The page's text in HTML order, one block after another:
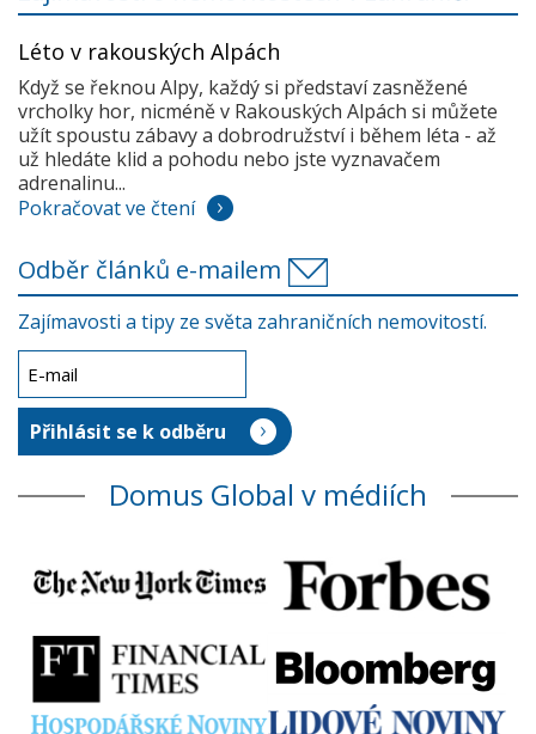
Léto v rakouských Alpách
Když se řeknou Alpy, každý si představí zasněžené
vrcholky hor, nicméně v Rakouských Alpách si můžete
užít spoustu zábavy a dobrodružství i během léta - až
už hledáte klid a pohodu nebo jste vyznavačem
adrenalinu...
Pokračovat ve čtení
Odběr článků e-mailem
Zajímavosti a tipy ze světa zahraničních nemovitostí.
Domus Global v médiích